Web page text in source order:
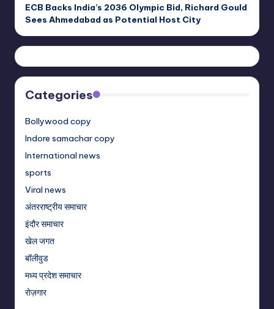
ECB Backs India’s 2036 Olympic Bid, Richard Gould
Sees Ahmedabad as Potential Host City
Categories
Bollywood copy
Indore samachar copy
International news
sports
Viral news
अंतरराष्ट्रीय समाचार
इंदौर समाचार
खेल जगत
बॉलीवुड
मध्य प्रदेश समाचार
रोज़गार